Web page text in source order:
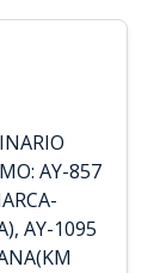
AY-857
AY-1095